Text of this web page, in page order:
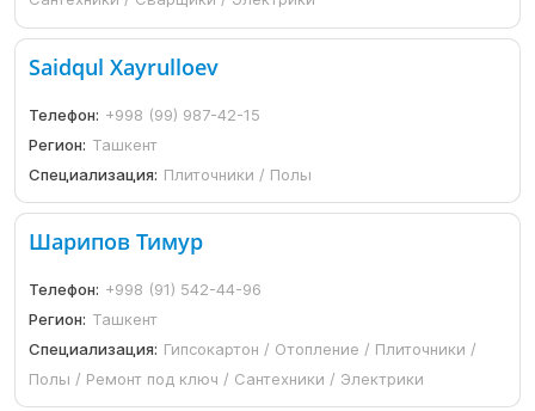
Saidqul Xayrulloev
Телефон: +998 (99) 987-42-15
Регион: Ташкент
Специализация: Плиточники / Полы
Шарипов Тимур
Телефон: +998 (91) 542-44-96
Регион: Ташкент
Специализация: Гипсокартон / Отопление / Плиточники /
Полы / Ремонт под ключ / Сантехники / Электрики